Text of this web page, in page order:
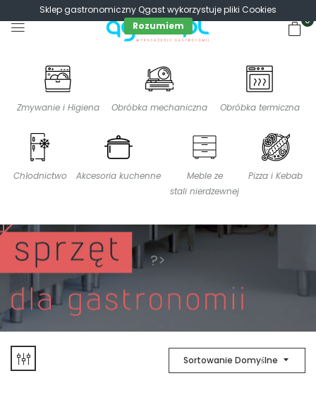
0
Zmywanie i Higiena Obróbka mechaniczna Obróbka termiczna
Chłodnictwo Akcesoria kuchenne
Meble ze
stali nierdzewnej
Pizza i Kebab
?>
Sortowanie Domyślne
Sklep gastronomiczny Qgast wykorzystuje pliki Cookies
Rozumiem